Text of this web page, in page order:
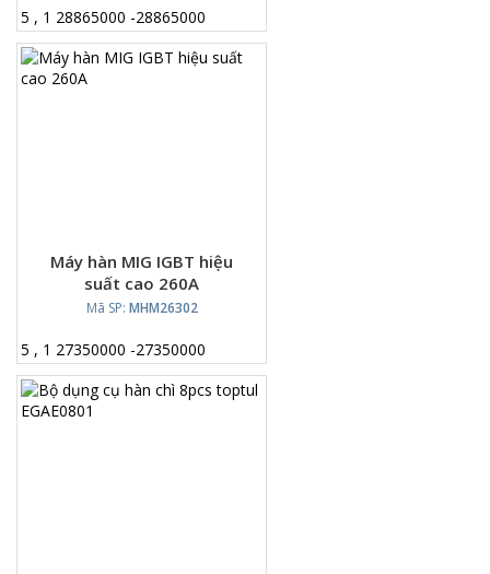
5 , 1 28865000 -28865000
Máy hàn MIG IGBT hiệu
suất cao 260A
Mã SP: MHM26302
5 , 1 27350000 -27350000